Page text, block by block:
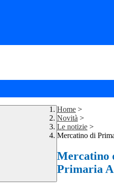
Home >
Novità >
Le notizie >
Mercatino di
Mercatino
Primaria